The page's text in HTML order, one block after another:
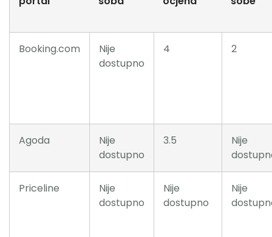
Booking.com
Nije
dostupno
4 2
Agoda
Nije
dostupno
3.5
Nije
Priceline
Nije
dostupno
Nije
dostupno
Nije